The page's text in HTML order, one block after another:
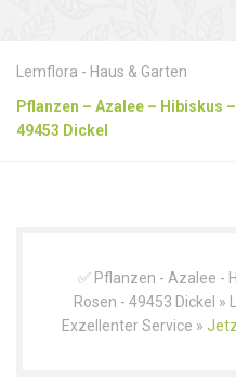
Lemflora - Haus & Garten
Pflanzen – Azalee – Hibiskus
49453 Dickel
✅ Pflanzen - Azalee -
Rosen - 49453 Dickel »
Exzellenter Service »